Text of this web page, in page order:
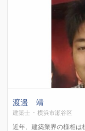
渡邉 靖
建築士 - 横浜市瀬谷区
近年、建築業界の様相は